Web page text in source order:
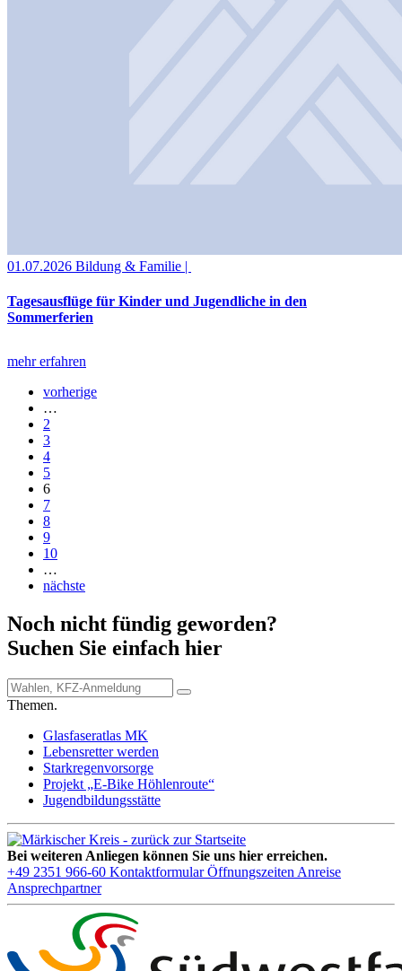
01.07.2026 Bildung & Familie |
Tagesausflüge für Kinder und Jugendliche in den
Sommerferien
mehr erfahren
vorherige
…
2
3
4
5
6
7
8
9
10
…
nächste
Noch nicht fündig geworden?
Suchen Sie einfach hier
Themen.
Glasfaseratlas MK
Lebensretter werden
Starkregenvorsorge
Projekt „E-Bike Höhlenroute“
Jugendbildungsstätte
Bei weiteren Anliegen können Sie uns hier erreichen.
+49 2351 966-60 Kontaktformular Öffnungszeiten Anreise
Ansprechpartner